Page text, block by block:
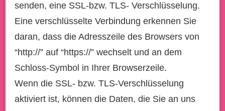
senden, eine SSL-bzw. TLS- Verschlüsselung.
Eine verschlüsselte Verbindung erkennen Sie
daran, dass die Adresszeile des Browsers von
“http://” auf “https://” wechselt und an dem
Schloss-Symbol in Ihrer Browserzeile.
Wenn die SSL- bzw. TLS-Verschlüsselung
aktiviert ist, können die Daten, die Sie an uns